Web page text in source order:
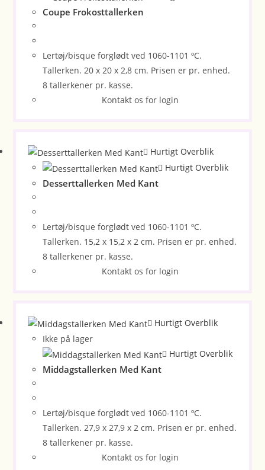
Coupe Frokosttallerken
Lertøj/bisque forglødt ved 1060-1101 ºC.
Tallerken. 20 x 20 x 2,8 cm. Prisen er pr. enhed.
8 tallerkener pr. kasse.
Kontakt os for login
Hurtigt Overblik
Hurtigt Overblik
Desserttallerken Med Kant
Lertøj/bisque forglødt ved 1060-1101 ºC.
Tallerken. 15,2 x 15,2 x 2 cm. Prisen er pr. enhed.
8 tallerkener pr. kasse.
Kontakt os for login
Hurtigt Overblik
Ikke på lager
Hurtigt Overblik
Middagstallerken Med Kant
Lertøj/bisque forglødt ved 1060-1101 ºC.
Tallerken. 27,9 x 27,9 x 2 cm. Prisen er pr. enhed.
8 tallerkener pr. kasse.
Kontakt os for login